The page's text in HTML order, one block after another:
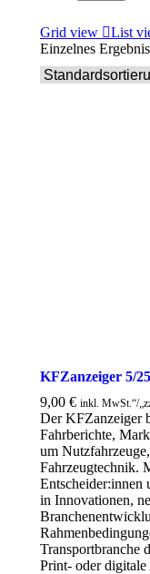
Grid view
List
Einzelnes
KFZanzeiger 5/
9,00 € inkl. MwSt.“/
Der KFZanzeiger
Fahrberichte,
um
Fahrzeugtechnik.
Entscheider:innen
in Innovationen,
Transportbranche
Print- oder